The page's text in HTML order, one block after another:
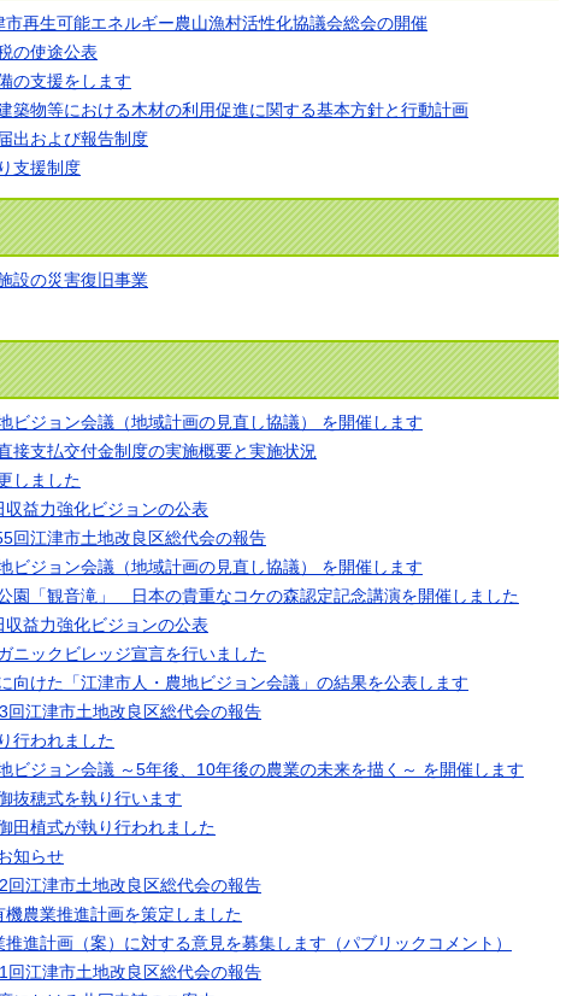
市再生可能エネルギー農山漁村活性化協議会総会の開催
の使途公表
の支援をします
築物等における木材の利用促進に関する基本方針と行動計画
出および報告制度
支援制度
設の災害復旧事業
ビジョン会議（地域計画の見直し協議） を開催します
接支払交付金制度の実施概要と実施状況
しました
収益力強化ビジョンの公表
回江津市土地改良区総代会の報告
ビジョン会議（地域計画の見直し協議） を開催します
園「観音滝」 日本の貴重なコケの森認定記念講演を開催しました
収益力強化ビジョンの公表
ニックビレッジ宣言を行いました
向けた「江津市人・農地ビジョン会議」の結果を公表します
回江津市土地改良区総代会の報告
行われました
ビジョン会議 ～5年後、10年後の農業の未来を描く～ を開催します
抜穂式を執り行います
田植式が執り行われました
知らせ
回江津市土地改良区総代会の報告
機農業推進計画を策定しました
進計画（案）に対する意見を募集します（パブリックコメント）
回江津市土地改良区総代会の報告